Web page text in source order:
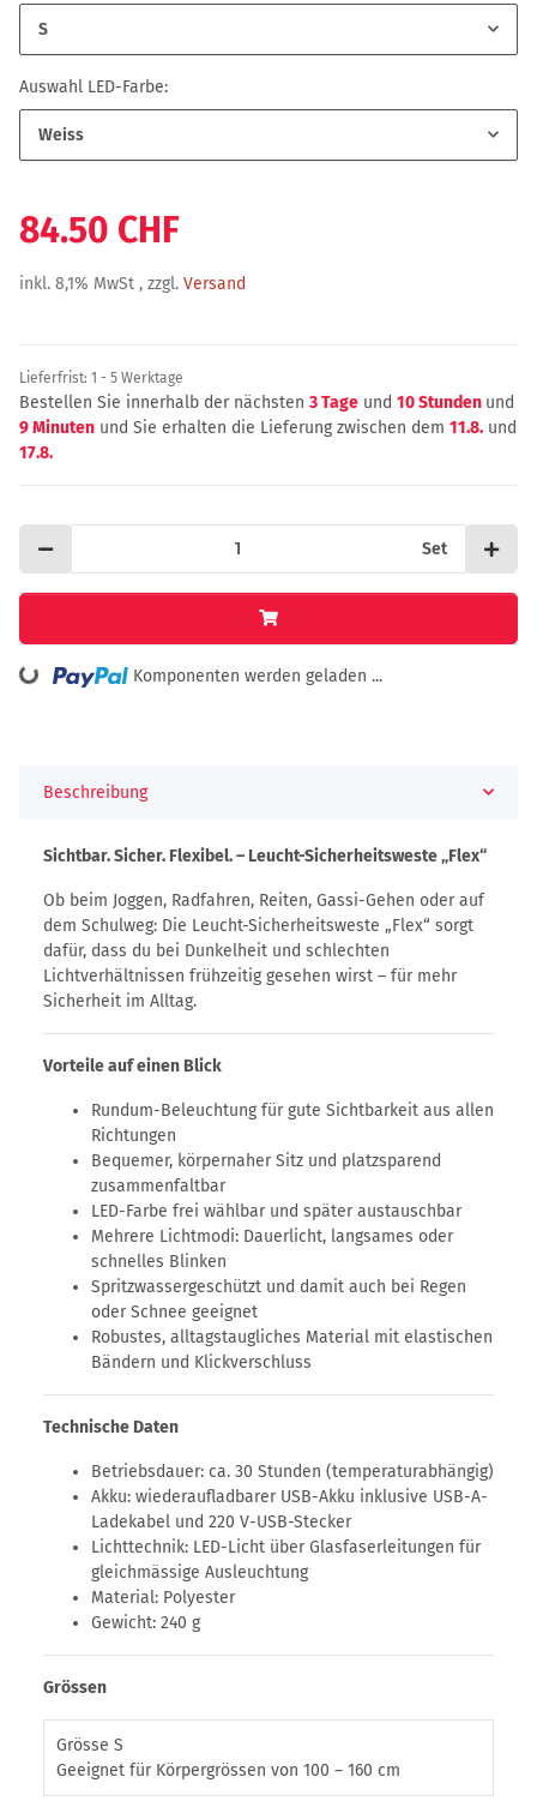
S
Auswahl LED-Farbe:
Weiss
84.50 CHF
inkl. 8,1% MwSt , zzgl. Versand
Lieferfrist: 1 - 5 Werktage
Bestellen Sie innerhalb der nächsten 3 Tage und 10 Stunden und
9 Minuten und Sie erhalten die Lieferung zwischen dem 11.8. und
17.8.
Set
Komponenten werden geladen ...
Beschreibung
Sichtbar. Sicher. Flexibel. – Leucht-Sicherheitsweste „Flex“
Ob beim Joggen, Radfahren, Reiten, Gassi-Gehen oder auf
dem Schulweg: Die Leucht-Sicherheitsweste „Flex“ sorgt
dafür, dass du bei Dunkelheit und schlechten
Lichtverhältnissen frühzeitig gesehen wirst – für mehr
Sicherheit im Alltag.
Vorteile auf einen Blick
Rundum-Beleuchtung für gute Sichtbarkeit aus allen
Richtungen
Bequemer, körpernaher Sitz und platzsparend
zusammenfaltbar
LED-Farbe frei wählbar und später austauschbar
Mehrere Lichtmodi: Dauerlicht, langsames oder
schnelles Blinken
Spritzwassergeschützt und damit auch bei Regen
oder Schnee geeignet
Robustes, alltagstaugliches Material mit elastischen
Bändern und Klickverschluss
Technische Daten
Betriebsdauer: ca. 30 Stunden (temperaturabhängig)
Akku: wiederaufladbarer USB-Akku inklusive USB-A-
Ladekabel und 220 V-USB-Stecker
Lichttechnik: LED-Licht über Glasfaserleitungen für
gleichmässige Ausleuchtung
Material: Polyester
Gewicht: 240 g
Grössen
Grösse S
Geeignet für Körpergrössen von 100 – 160 cm